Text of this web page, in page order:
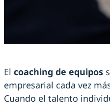
El coaching de equipos
empresarial cada vez
Cuando el talento